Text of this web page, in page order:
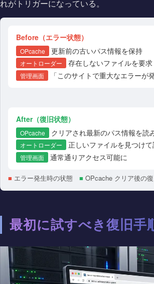
れがトリガーになっている。
Before（エラー状態）
OPcache 更新前の古いパス情報を保持
オートローダー 存在しないファイルを要
管理画面 「このサイトで重大なエラーが
After（復旧状態）
OPcache クリアされ最新のパス情報を読
オートローダー 正しいファイルを見つけ
管理画面 通常通りアクセス可能に
■ エラー発生時の状態 ■ OPcache クリア後の
最初に試すべき復旧手